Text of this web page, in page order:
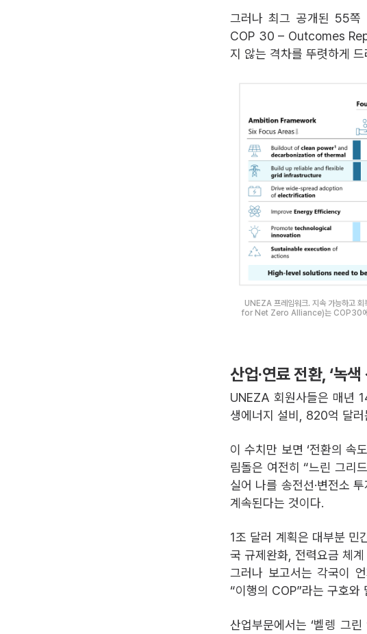
그러나 최그 공개된 55
COP 30 – Outcomes
지 않는 격차를 뚜렷하게 드
UNEZA 프레임워크. 지속 가능하고
for Net Zero Alliance)는 COP30에서
산업·연료 전환, ‘녹
UNEZA 회원사들은 매년
생에너지 설비, 820억 달
이 수치만 보면 ‘전환의 속
림돌은 여전히 “느린 그리
실어 나를 송전선·변전소
계속된다는 것이다.
1조 달러 계획은 대부분 민
국 규제완화, 전력요금 체
그러나 보고서는 각국이
“이행의 COP”라는 구호와
산업부문에서는 ‘벨렝 그